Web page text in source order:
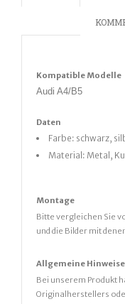
Kompatible Modelle
Audi A4/B5
Daten
Farbe: schwarz,
Material: Metal,
Montage
Bitte vergleichen Sie
und die Bilder mit
Allgemeine Hinweise
Bei unserem Produkt
Originalherstellers